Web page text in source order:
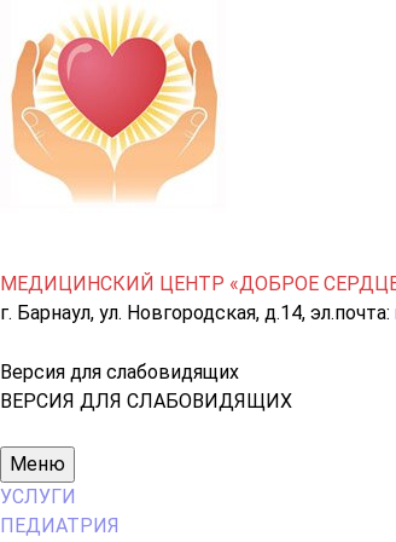
МЕДИЦИНСКИЙ ЦЕНТР «ДОБРОЕ
г. Барнаул, ул. Новгородская, д.14, эл.почта:
Версия для слабовидящих
ВЕРСИЯ ДЛЯ СЛАБОВИДЯЩИХ
Основное
меню
Меню
УСЛУГИ
ПЕДИАТРИЯ